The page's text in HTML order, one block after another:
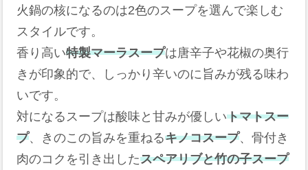
火鍋の核になるのは2色のスープを選んで楽しむ
スタイルです。
香り高い特製マーラスープは唐辛子や花椒の奥行
きが印象的で、しっかり辛いのに旨みが残る味わ
いです。
対になるスープは酸味と甘みが優しいトマトスー
プ、きのこの旨みを重ねるキノコスープ、骨付き
肉のコクを引き出したスペアリブと竹の子スープ